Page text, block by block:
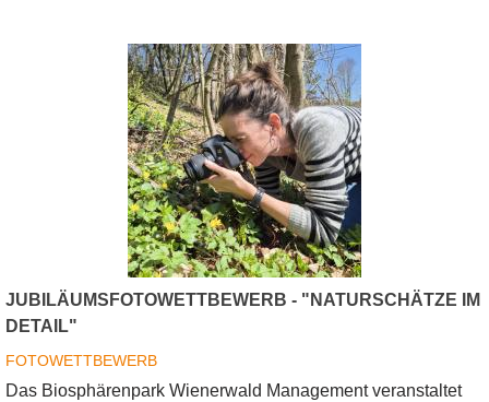
JUBILÄUMSFOTOWETTBEWERB - "NATURSCHÄTZE IM
DETAIL"
FOTOWETTBEWERB
Das Biosphärenpark Wienerwald Management veranstaltet